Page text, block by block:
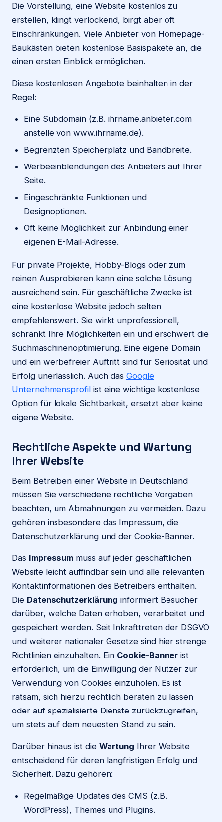
Die Vorstellung, eine Website kostenlos zu
erstellen, klingt verlockend, birgt aber oft
Einschränkungen. Viele Anbieter von Homepage-
Baukästen bieten kostenlose Basispakete an, die
einen ersten Einblick ermöglichen.
Diese kostenlosen Angebote beinhalten in der
Regel:
Eine Subdomain (z.B. ihrname.anbieter.com
anstelle von www.ihrname.de).
Begrenzten Speicherplatz und Bandbreite.
Werbeeinblendungen des Anbieters auf Ihrer
Seite.
Eingeschränkte Funktionen und
Designoptionen.
Oft keine Möglichkeit zur Anbindung einer
eigenen E-Mail-Adresse.
Für private Projekte, Hobby-Blogs oder zum
reinen Ausprobieren kann eine solche Lösung
ausreichend sein. Für geschäftliche Zwecke ist
eine kostenlose Website jedoch selten
empfehlenswert. Sie wirkt unprofessionell,
schränkt Ihre Möglichkeiten ein und erschwert die
Suchmaschinenoptimierung. Eine eigene Domain
und ein werbefreier Auftritt sind für Seriosität und
Erfolg unerlässlich. Auch das Google
Unternehmensprofil ist eine wichtige kostenlose
Option für lokale Sichtbarkeit, ersetzt aber keine
eigene Website.
Rechtliche Aspekte und Wartung
Ihrer Website
Beim Betreiben einer Website in Deutschland
müssen Sie verschiedene rechtliche Vorgaben
beachten, um Abmahnungen zu vermeiden. Dazu
gehören insbesondere das Impressum, die
Datenschutzerklärung und der Cookie-Banner.
Das Impressum muss auf jeder geschäftlichen
Website leicht auffindbar sein und alle relevanten
Kontaktinformationen des Betreibers enthalten.
Die Datenschutzerklärung informiert Besucher
darüber, welche Daten erhoben, verarbeitet und
gespeichert werden. Seit Inkrafttreten der DSGVO
und weiterer nationaler Gesetze sind hier strenge
Richtlinien einzuhalten. Ein Cookie-Banner ist
erforderlich, um die Einwilligung der Nutzer zur
Verwendung von Cookies einzuholen. Es ist
ratsam, sich hierzu rechtlich beraten zu lassen
oder auf spezialisierte Dienste zurückzugreifen,
um stets auf dem neuesten Stand zu sein.
Darüber hinaus ist die Wartung Ihrer Website
entscheidend für deren langfristigen Erfolg und
Sicherheit. Dazu gehören:
Regelmäßige Updates des CMS (z.B.
WordPress), Themes und Plugins.